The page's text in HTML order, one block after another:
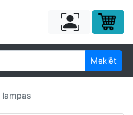
Meklēt
lampas